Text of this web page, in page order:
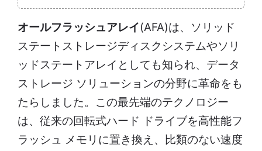
オールフラッシュアレイ(AFA)は、ソリッド
ステートストレージディスクシステムやソリ
ッドステートアレイとしても知られ、データ
ストレージ ソリューションの分野に革命をも
たらしました。この最先端のテクノロジー
は、従来の回転式ハード ドライブを高性能フ
ラッシュ メモリに置き換え、比類のない速度